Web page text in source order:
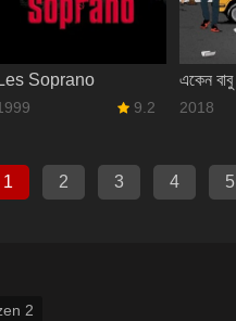
Les Soprano
9.2
একেন বাবু
2018
1 2 3 4 5
2